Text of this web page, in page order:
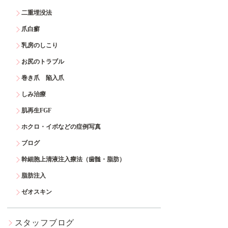
二重埋没法
爪白癬
乳房のしこり
お尻のトラブル
巻き爪 陥入爪
しみ治療
肌再生FGF
ホクロ・イボなどの症例写真
ブログ
幹細胞上清液注入療法（歯髄・脂肪）
脂肪注入
ゼオスキン
スタッフブログ